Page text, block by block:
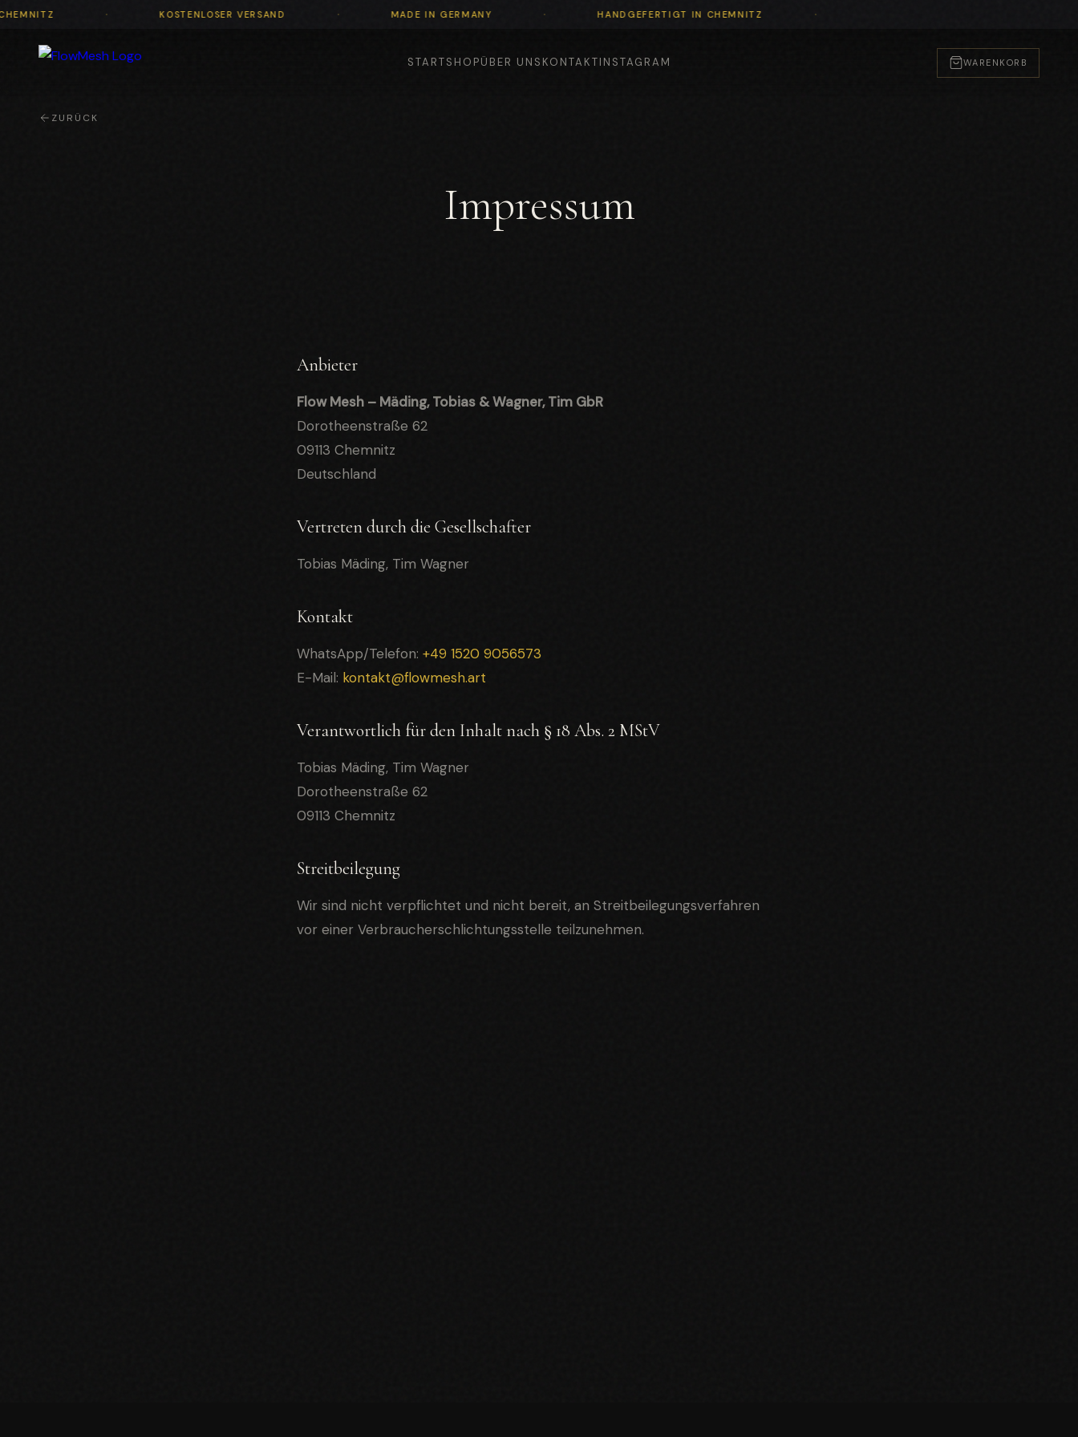
IN CHEMNITZ · KOSTENLOSER VERSAND · MADE IN GERMANY · HANDGEFERTIGT IN CHEMNITZ
STARTSHOPÜBER UNS KONTAKTINSTAGRAM WARENKORB
ZURÜCK
Impressum
Anbieter
Flow Mesh – Mäding, Tobias & Wagner, Tim GbR
Dorotheenstraße 62
09113 Chemnitz
Deutschland
Vertreten durch die Gesellschafter
Tobias Mäding, Tim Wagner
Kontakt
WhatsApp/Telefon: +49 1520 9056573
E-Mail: kontakt@flowmesh.art
Verantwortlich für den Inhalt nach § 18 Abs. 2 MStV
Tobias Mäding, Tim Wagner
Dorotheenstraße 62
09113 Chemnitz
Streitbeilegung
Wir sind nicht verpflichtet und nicht bereit, an Streitbeilegungsverfahren
vor einer Verbraucherschlichtungsstelle teilzunehmen.